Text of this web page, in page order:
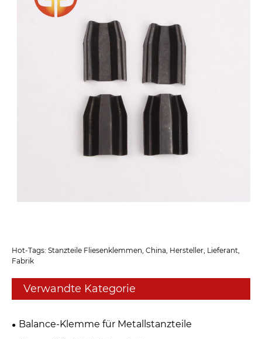
Hot-Tags: Stanzteile Fliesenklemmen, China, Hersteller, Lieferant,
Fabrik
Verwandte Kategorie
Balance-Klemme für Metallstanzteile